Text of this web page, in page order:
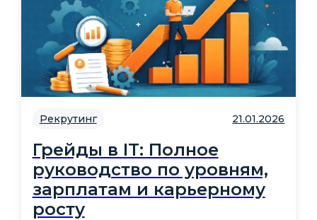
Рекрутинг 21.01.2026
Грейды в IT: Полное
руководство по уровням,
зарплатам и карьерному
росту